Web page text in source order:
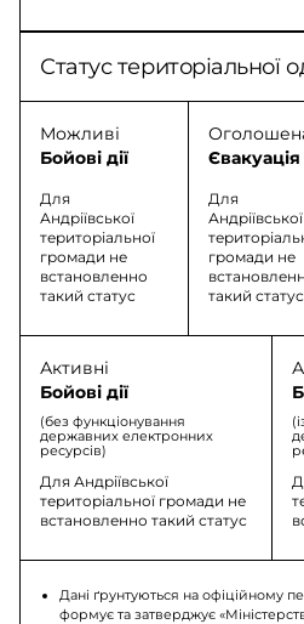
Статус територіальної
Можливі
Бойові дії
Для
Андріївської
територіальної
громади не
встановленно
такий статус
Євакуація
Для
Андріївської
громади не
такий статус
Активні
Бойові дії
(без функціонування
державних електронних
ресурсів)
Для Андріївської
територіальної громади не
встановленно такий статус
Дані ґрунтуються на офіційному
формує та затверджує